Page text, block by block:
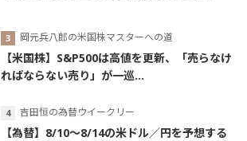
岡元兵八郎の米国株マスターへの道
【米国株】S&P500は高値を更新、「売らなけ
ればならない売り」が一巡...
吉田恒の為替ウイークリー
【為替】8/10～8/14の米ドル／円を予想する